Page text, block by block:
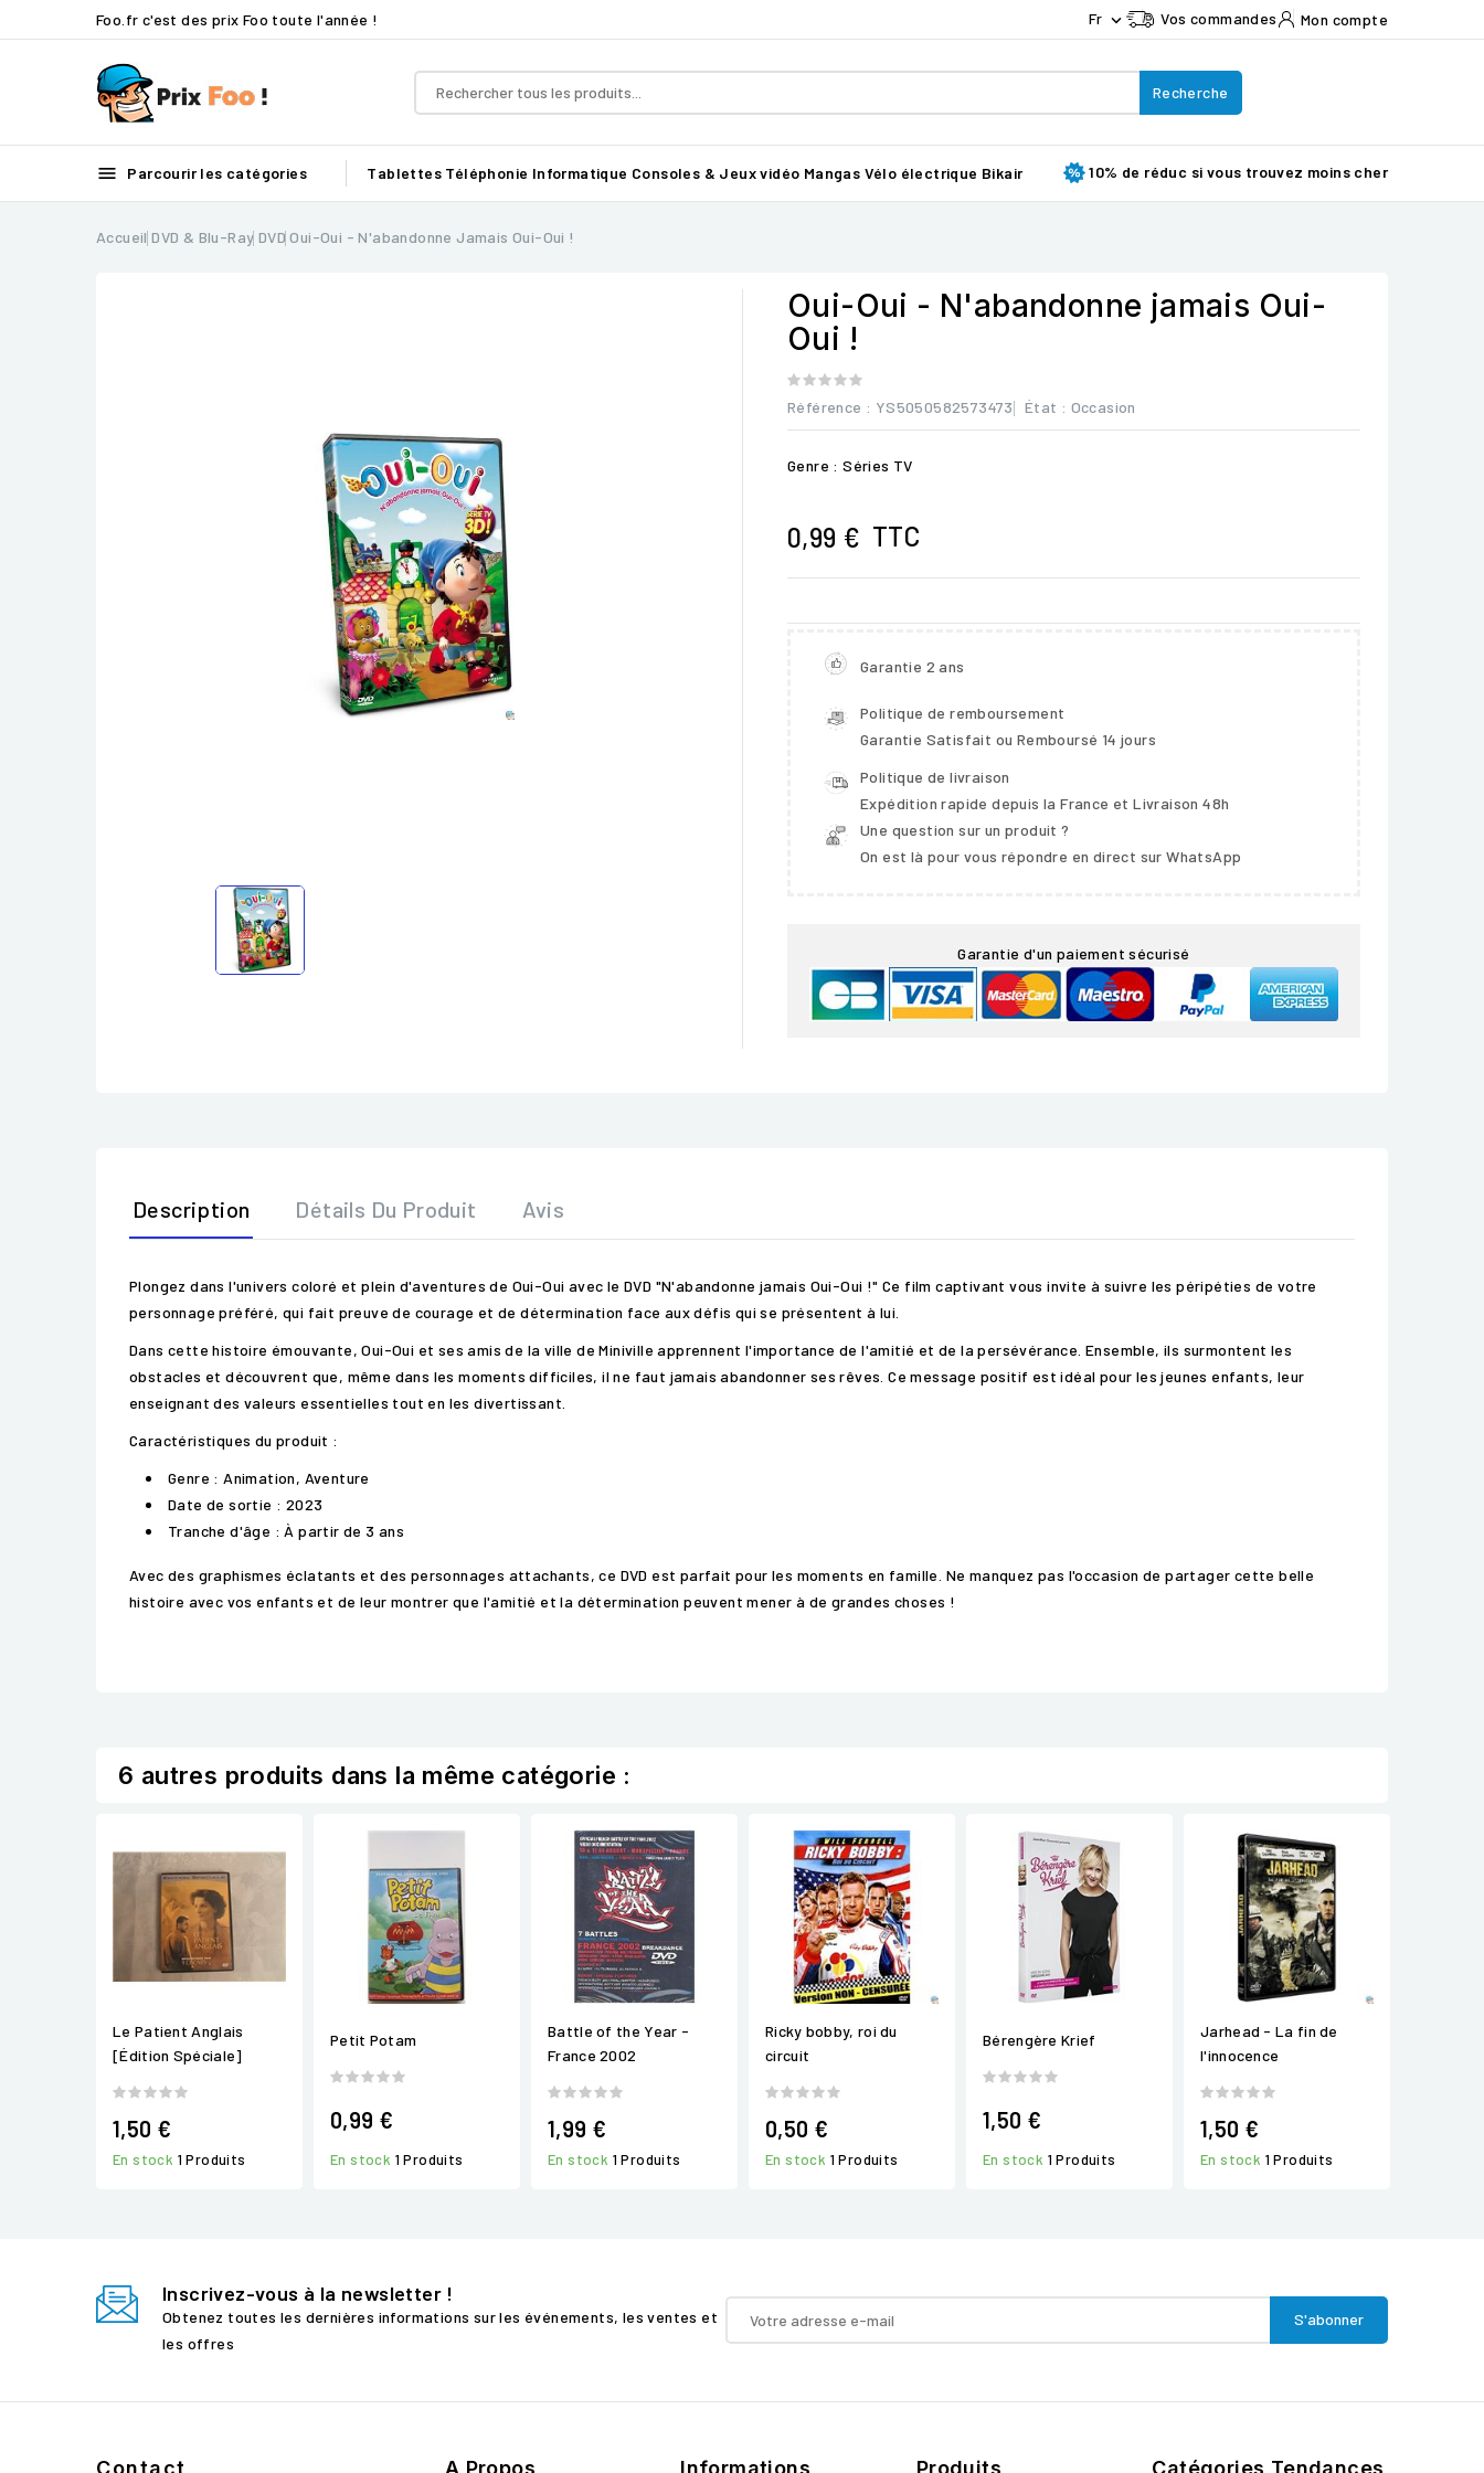
Foo.fr c'est des prix Foo toute l'année ! Fr  Vos commandes Mon compte
Recherche
 Parcourir les catégories Tablettes Téléphonie Informatique Consoles & Jeux vidéo Mangas Vélo électrique Bikair 10% de réduc si vous trouvez moins cher
Accueil DVD & Blu-Ray DVD Oui-Oui - N'abandonne Jamais Oui-Oui !
Oui-Oui - N'abandonne jamais Oui-
Oui !
Référence : YS5050582573473 État : Occasion
Genre : Séries TV
0,99 € TTC
Garantie 2 ans
Politique de remboursement
Garantie Satisfait ou Remboursé 14 jours
Politique de livraison
Expédition rapide depuis la France et Livraison 48h
Une question sur un produit ?
On est là pour vous répondre en direct sur WhatsApp
Garantie d'un paiement sécurisé
Description Détails Du Produit Avis
Plongez dans l'univers coloré et plein d'aventures de Oui-Oui avec le DVD "N'abandonne jamais Oui-Oui !" Ce film captivant vous invite à suivre les péripéties de votre
personnage préféré, qui fait preuve de courage et de détermination face aux défis qui se présentent à lui.
Dans cette histoire émouvante, Oui-Oui et ses amis de la ville de Miniville apprennent l'importance de l'amitié et de la persévérance. Ensemble, ils surmontent les
obstacles et découvrent que, même dans les moments difficiles, il ne faut jamais abandonner ses rêves. Ce message positif est idéal pour les jeunes enfants, leur
enseignant des valeurs essentielles tout en les divertissant.
Caractéristiques du produit :
Genre : Animation, Aventure
Date de sortie : 2023
Tranche d'âge : À partir de 3 ans
Avec des graphismes éclatants et des personnages attachants, ce DVD est parfait pour les moments en famille. Ne manquez pas l'occasion de partager cette belle
histoire avec vos enfants et de leur montrer que l'amitié et la détermination peuvent mener à de grandes choses !
6 autres produits dans la même catégorie :
Le Patient Anglais
[Édition Spéciale]
1,50 €
En stock 1 Produits
Petit Potam
0,99 €
En stock 1 Produits
Battle of the Year -
France 2002
1,99 €
En stock 1 Produits
Ricky bobby, roi du
circuit
0,50 €
En stock 1 Produits
Bérengère Krief
1,50 €
En stock 1 Produits
Jarhead - La fin de
l'innocence
1,50 €
En stock 1 Produits
Inscrivez-vous à la newsletter !
Obtenez toutes les dernières informations sur les événements, les ventes et
les offres
Contact A Propos Informations Produits Catégories Tendances